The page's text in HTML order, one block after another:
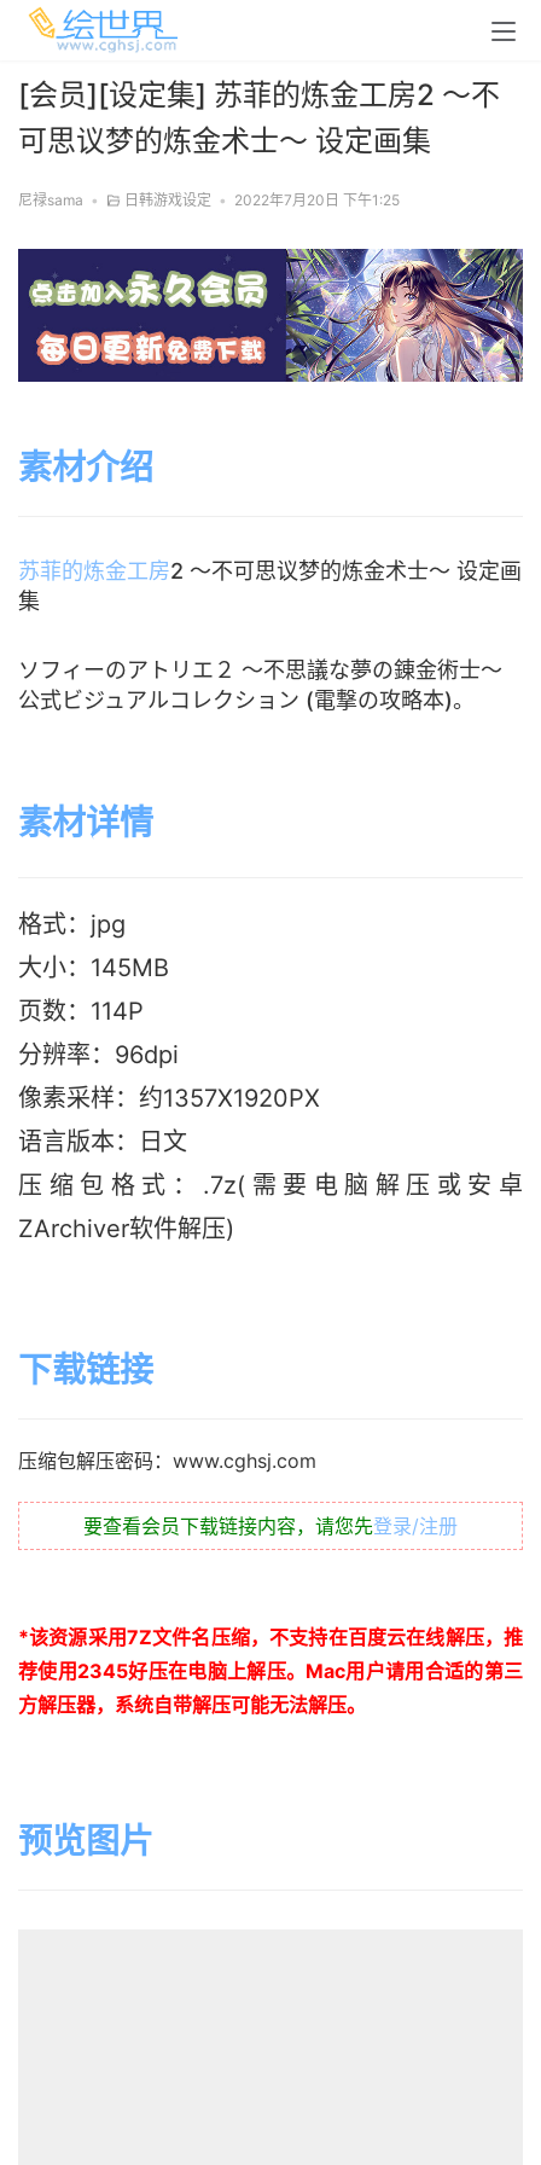
[会员][设定集] 苏菲的炼金工房2 ～不
可思议梦的炼金术士～ 设定画集
尼禄sama • 日韩游戏设定 • 2022年7月20日 下午1:25
素材介绍
苏菲的炼金工房2 ～不可思议梦的炼金术士～ 设定画
集
ソフィーのアトリエ２ ～不思議な夢の錬金術士～
公式ビジュアルコレクション (電撃の攻略本)。
素材详情
格式：jpg
大小：145MB
页数：114P
分辨率：96dpi
像素采样：约1357X1920PX
语言版本：日文
压缩包格式：.7z(需要电脑解压或安卓
ZArchiver软件解压)
下载链接
压缩包解压密码：www.cghsj.com
要查看会员下载链接内容，请您先登录/注册
*该资源采用7Z文件名压缩，不支持在百度云在线解压，推
荐使用2345好压在电脑上解压。 Mac用户请用合适的第三
方解压器，系统自带解压可能无法解压。
预览图片